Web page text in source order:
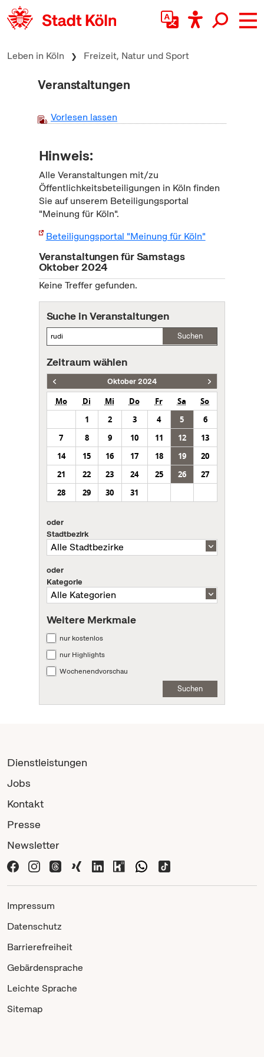
zum Inhalt springen
Leben in Köln Freizeit, Natur und Sport
Veranstaltungen
Vorlesen lassen
Hinweis:
Alle Veranstaltungen mit/zu
Öffentlichkeitsbeteiligungen in Köln finden
Sie auf unserem Beteiligungsportal
"Meinung für Köln".
Beteiligungsportal "Meinung für Köln"
Veranstaltungen für Samstags
Oktober 2024
Keine Treffer gefunden.
Suche in Veranstaltungen
Suchen
Zeitraum wählen
Oktober 2024
Mo Di Mi Do Fr Sa
So
1
2 3 4 5
6
7
8 9 10 11 12
13
14
15 16 17 18 19
20
21
22 23 24 25 26
27
28
29 30 31
oder
Stadtbezirk
oder
Kategorie
Weitere Merkmale
nur kostenlos
nur Highlights
Wochenendvorschau
Suchen
Dienstleistungen
Jobs
Kontakt
Presse
Newsletter
Impressum
Datenschutz
Barrierefreiheit
Gebärdensprache
Leichte Sprache
Sitemap